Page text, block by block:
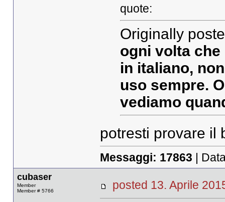
quote:
Originally
ogni volta
in italiano,
uso sempre.
vediamo
potresti provare il
Messaggi: 17863 |
cubaser
Member
Member # 5766
posted 13. Aprile